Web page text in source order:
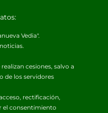
Vedia".
realizan cesiones, salvo a
de los servidores
rectificación,
el consentimiento